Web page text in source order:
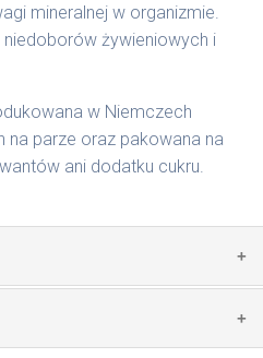
spożywczymi
mineralnej w organizmie.
żywieniowych i
w Niemczech
na parze oraz pakowana na
ani dodatku cukru.
ziemniaki, 2% groch, bulion